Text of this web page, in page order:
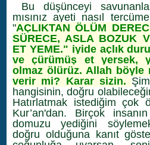
Bu düşünceyi
mısınız ayeti nasıl
"AÇLIKTAN ÖLÜM
SÜRECE, ASLA BOZUK
ET YEME." iyide açlık
ve çürümüş et yersek,
olmaz ölürüz. Allah böyle
verir mi? Karar sizin.
hangisinin, doğru
Hatırlatmak istediğim çok
Kur’an'dan. Birçok
domuzu yediğini
doğru olduğuna kanıt